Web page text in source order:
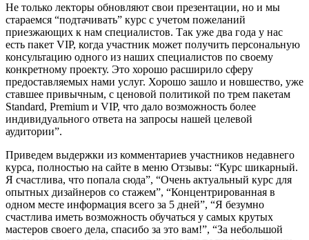
Не только лекторы обновляют свои презентации, но и мы
стараемся “подтачивать” курс с учетом пожеланий
приезжающих к нам специалистов. Так уже два года у нас
есть пакет VIP, когда участник может получить персональную
консультацию одного из наших специалистов по своему
конкретному проекту. Это хорошо расширило сферу
предоставляемых нами услуг. Хорошо зашло и новшество, уже
ставшее привычным, с ценовой политикой по трем пакетам
Standard, Premium и VIP, что дало возможность более
индивидуального ответа на запросы нашей целевой
аудитории”.
Приведем выдержки из комментариев участников недавнего
курса, полностью на сайте в меню Отзывы: “Курс шикарный.
Я счастлива, что попала сюда”, “Очень актуальный курс для
опытных дизайнеров со стажем”, “Концентрированная в
одном месте информация всего за 5 дней”, “Я безумно
счастлива иметь возможность обучаться у самых крутых
мастеров своего дела, спасибо за это вам!”, “За небольшой